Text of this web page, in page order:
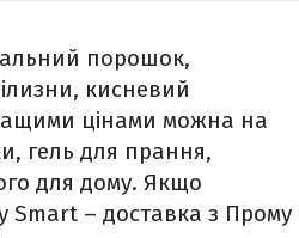
порошок,
кисневий
цінами можна на
гель для прання,
для дому. Якщо
Smart – доставка з Прому